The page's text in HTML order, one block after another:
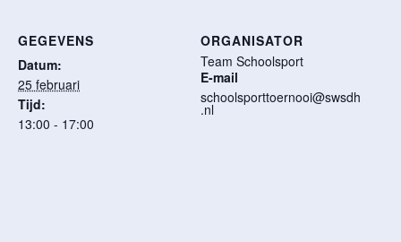
GEGEVENS
Datum:
25 februari
Tijd:
13:00 - 17:00
ORGANISATOR
Team Schoolsport
E-mail
schoolsporttoernooi@swsdh
.nl